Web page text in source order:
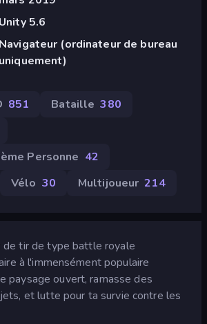
Unity 5.6
Navigateur (ordinateur de bureau
uniquement)
851 Bataille 380
Personne 42
Vélo 30 Multijoueur 214
de tir de type battle royale
à l'immensément populaire
paysage ouvert, ramasse des
et lutte pour ta survie contre les